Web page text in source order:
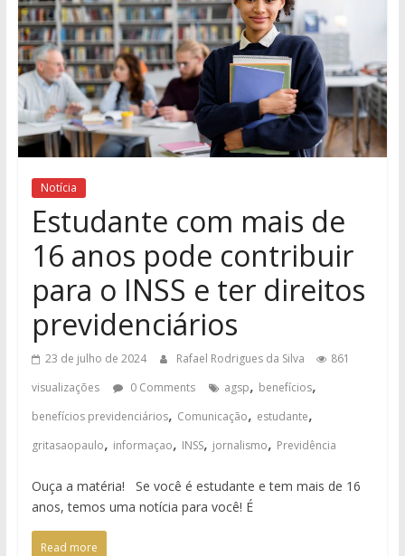
Notícia
Estudante com mais de
16 anos pode contribuir
para o INSS e ter direitos
previdenciários
23 de julho de 2024 Rafael Rodrigues da Silva
861
visualizações
0 Comments agsp, benefícios,
benefícios previdenciários, Comunicação, estudante,
gritasaopaulo, informaçao, INSS, jornalismo, Previdência
Ouça a matéria! Se você é estudante e tem mais de 16
anos, temos uma notícia para você! É
Read more